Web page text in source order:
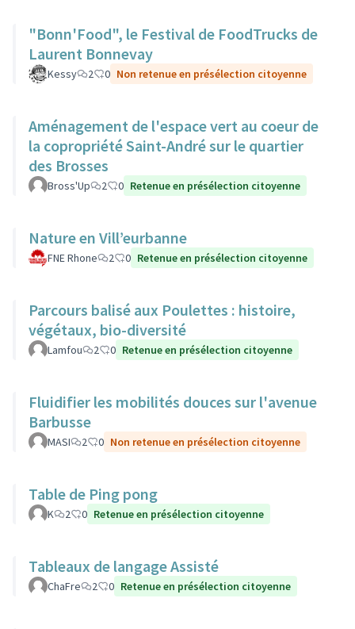
"Bonn'Food", le Festival de FoodTrucks de
Laurent Bonnevay
Kessy 2 0 Non retenue en présélection citoyenne
Aménagement de l'espace vert au coeur de
la copropriété Saint-André sur le quartier
des Brosses
Bross'Up 2 0 Retenue en présélection citoyenne
Nature en Vill’eurbanne
FNE Rhone 2 0 Retenue en présélection citoyenne
Parcours balisé aux Poulettes : histoire,
végétaux, bio-diversité
Lamfou 2 0 Retenue en présélection citoyenne
Fluidifier les mobilités douces sur l'avenue
Barbusse
MASI 2 0 Non retenue en présélection citoyenne
Table de Ping pong
K 2 0 Retenue en présélection citoyenne
Tableaux de langage Assisté
ChaFre 2 0 Retenue en présélection citoyenne